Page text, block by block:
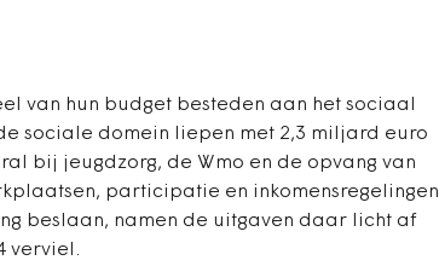
van hun budget besteden aan het sociaal
sociale domein liepen met 2,3 miljard euro
bij jeugdzorg, de Wmo en de opvang van
participatie en inkomensregelingen
beslaan, namen de uitgaven daar licht af
verviel.